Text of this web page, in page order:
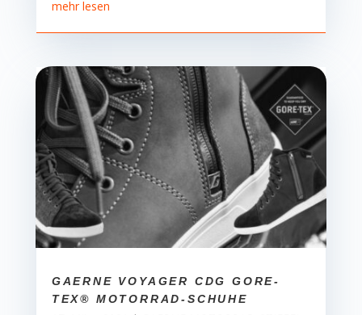
mehr lesen
GAERNE VOYAGER CDG GORE-
TEX® MOTORRAD-SCHUHE